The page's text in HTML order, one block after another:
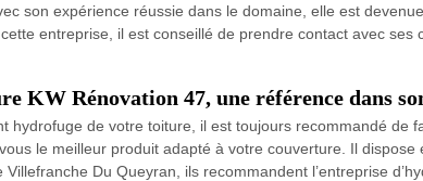
son expérience réussie dans le domaine, elle est
entreprise, il est conseillé de prendre contact avec
KW Rénovation 47, une référence dans
hydrofuge de votre toiture, il est toujours recommandé de
le meilleur produit adapté à votre couverture. Il
Du Queyran, ils recommandent l’entreprise